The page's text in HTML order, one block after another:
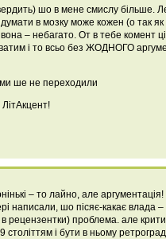
шо в мене смислу більше.
в мозку може кожен (о так як
– небагато. От в тебе комент
і то всьо без ЖОДНОГО
ше не переходили
– то лайно, але
написали, шо пісяє-какає влада –
рецензентки) проблема. але
і бути в ньому